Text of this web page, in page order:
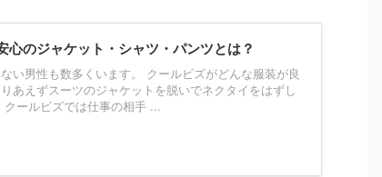
心のジャケット・シャツ・パンツとは？
い男性も数多くいます。 クールビズがどんな服装が良
あえずスーツのジャケットを脱いでネクタイをはずし
ールビズでは仕事の相手 ...